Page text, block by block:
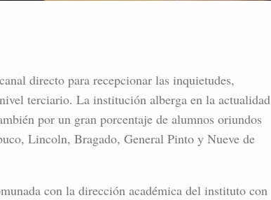
directo para recepcionar las inquietudes,
terciario. La institución alberga en la actualidad
por un gran porcentaje de alumnos oriundos
Lincoln, Bragado, General Pinto y Nueve de
con la dirección académica del instituto con